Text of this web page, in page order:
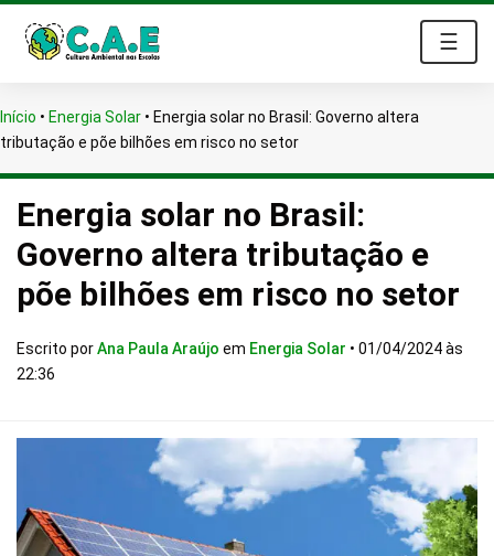
☰
Início • Energia Solar • Energia solar no Brasil: Governo altera
tributação e põe bilhões em risco no setor
Energia solar no Brasil:
Governo altera tributação e
põe bilhões em risco no setor
Escrito porAna Paula Araújo em Energia Solar • 01/04/2024 às
22:36